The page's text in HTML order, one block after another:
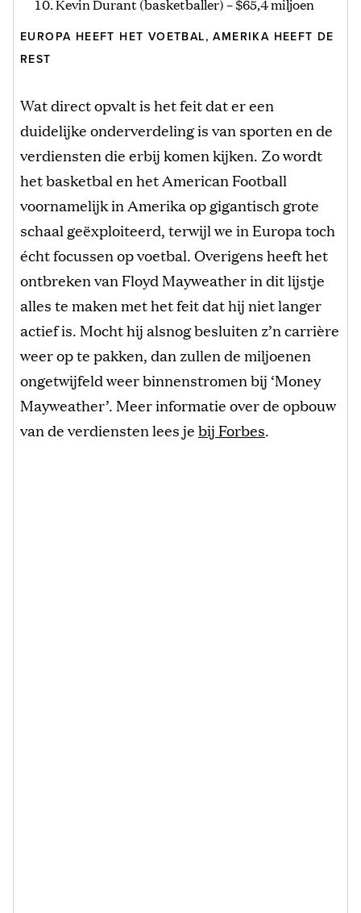
Kevin Durant (basketballer) – $65,4 miljoen
EUROPA HEEFT HET VOETBAL, AMERIKA HEEFT DE
REST
Wat direct opvalt is het feit dat er een
duidelijke onderverdeling is van sporten en de
verdiensten die erbij komen kijken. Zo wordt
het basketbal en het American Football
voornamelijk in Amerika op gigantisch grote
schaal geëxploiteerd, terwijl we in Europa toch
écht focussen op voetbal. Overigens heeft het
ontbreken van Floyd Mayweather in dit lijstje
alles te maken met het feit dat hij niet langer
actief is. Mocht hij alsnog besluiten z’n carrière
weer op te pakken, dan zullen de miljoenen
ongetwijfeld weer binnenstromen bij ‘Money
Mayweather’. Meer informatie over de opbouw
van de verdiensten lees jebij Forbes.